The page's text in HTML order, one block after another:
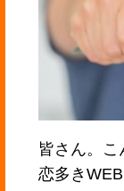
皆さん。こ
恋多き